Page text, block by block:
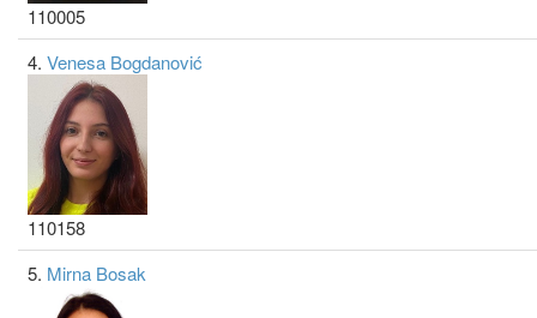
110005
4. Venesa Bogdanović
110158
5. Mirna Bosak